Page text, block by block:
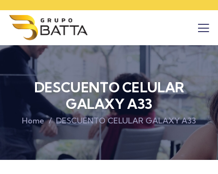
DESCUENTO CELULAR
GALAXY A33
Home DESCUENTO CELULAR GALAXY A33